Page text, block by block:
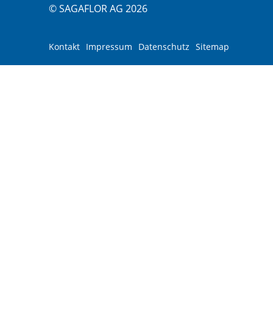
© SAGAFLOR AG 2026
Kontakt Impressum Datenschutz Sitemap